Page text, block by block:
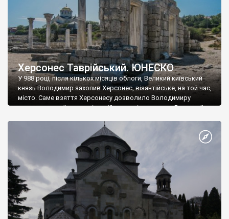
Херсонес Таврійський. ЮНЕСКО
У 988 році, після кількох місяців облоги, Великий київський
князь Володимир захопив Херсонес, візантійське, на той час,
місто. Саме взяття Херсонесу дозволило Володимиру
диктувати свої умови візантійському імператору Василю ІІ, та
Херсонесі Володимир-язичник, став Василем-християнином.
А потім було Хрещення Русі. На честь Херсонесу Таврійського